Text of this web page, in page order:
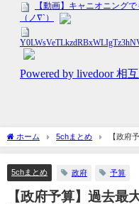
ホーム 5chまとめ
【政府
算要求 [シャチ★]
5chまとめ 政府 予算
【政府予算】過去